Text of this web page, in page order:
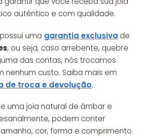
autêntico e com qualidade.
uma garantia exclusiva de
, ou seja, caso arrebente, quebre
das contas, nós trocamos
nenhum custo. Saiba mais em
de troca e devolução.
uma joia natural de âmbar e
podem conter
cor, forma e comprimento.